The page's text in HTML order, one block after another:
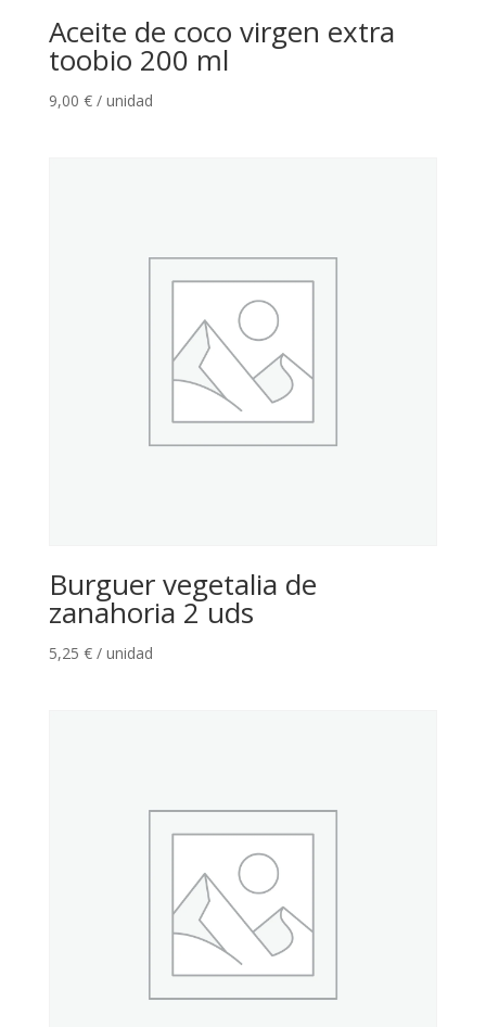
Aceite de coco virgen extra
toobio 200 ml
9,00 € / unidad
Burguer vegetalia de
zanahoria 2 uds
5,25 € / unidad